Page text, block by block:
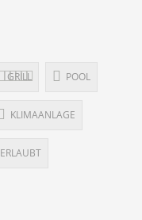
GRILL POOL
KLIMAANLAGE